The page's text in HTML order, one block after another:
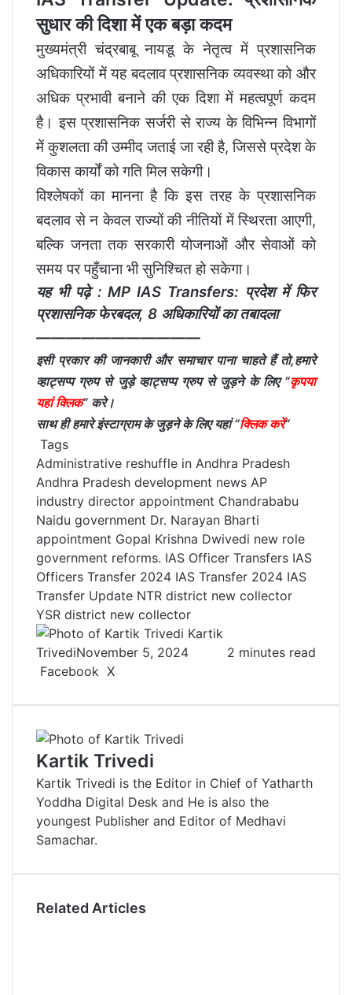
सुधार की दिशा में एक बड़ा कदम
मुख्यमंत्री चंद्रबाबू नायडू के नेतृत्व में प्रशासनिक
अधिकारियों में यह बदलाव प्रशासनिक व्यवस्था को और
अधिक प्रभावी बनाने की एक दिशा में महत्वपूर्ण कदम
है। इस प्रशासनिक सर्जरी से राज्य के विभिन्न विभागों
में कुशलता की उम्मीद जताई जा रही है, जिससे प्रदेश के
विकास कार्यों को गति मिल सकेगी।
विश्लेषकों का मानना है कि इस तरह के प्रशासनिक
बदलाव से न केवल राज्यों की नीतियों में स्थिरता आएगी,
बल्कि जनता तक सरकारी योजनाओं और सेवाओं को
समय पर पहुँचाना भी सुनिश्चित हो सकेगा।
यह भी पढ़े : MP IAS Transfers: प्रदेश में फिर
प्रशासनिक फेरबदल, 8 अधिकारियों का तबादला
———————————
इसी प्रकार की जानकारी और समाचार पाना चाहते हैं तो,हमारे
व्हाट्सप्प ग्रुप से जुड़े व्हाट्सप्प ग्रुप से जुड़ने के लिए “कृपया
यहां क्लिक” करे।
साथ ही हमारे इंस्टाग्राम के जुड़ने के लिए यहां “क्लिक करें“
Tags
Administrative reshuffle in Andhra Pradesh
Andhra Pradesh development news AP
industry director appointment Chandrababu
Naidu government Dr. Narayan Bharti
appointment Gopal Krishna Dwivedi new role
government reforms. IAS Officer Transfers IAS
Officers Transfer 2024 IAS Transfer 2024 IAS
Transfer Update NTR district new collector
YSR district new collector
Kartik
TrivediNovember 5, 2024
2 minutes read
Facebook X
n
e
d
I
n
m
l
r
n
e
r
e
s
t
d
i
t
o
t
a
k
t
e
a
e
v
i
a
E
i
i
Kartik Trivedi
Kartik Trivedi is the Editor in Chief of Yatharth
Yoddha Digital Desk and He is also the
youngest Publisher and Editor of Medhavi
Samachar.
Related Articles